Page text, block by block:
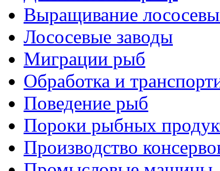
Выращивание
Лососевые заводы
Миграции рыб
Обработка и
Поведение рыб
Пороки рыбных
Производство